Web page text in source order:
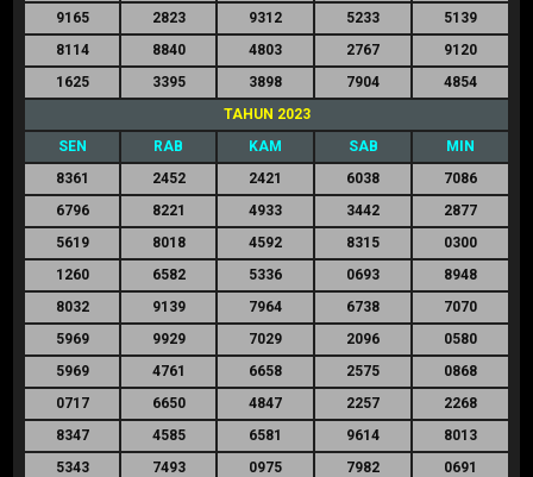
9165
2823 9312 5233
5139
8114
8840 4803 2767
9120
1625
3395 3898 7904
4854
TAHUN 2023
SEN
RAB KAM SAB
MIN
8361
2452 2421 6038
7086
6796
8221 4933 3442
2877
5619
8018 4592 8315
0300
1260
6582 5336 0693
8948
8032
9139 7964 6738
7070
5969
9929 7029 2096
0580
5969
4761 6658 2575
0868
0717
6650 4847 2257
2268
8347
4585 6581 9614
8013
5343
7493 0975 7982
0691